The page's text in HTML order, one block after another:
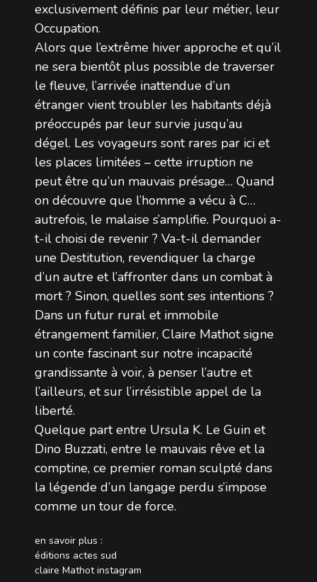
exclusivement définis par leur métier, leur
Occupation.
Alors que l’extrême hiver approche et qu’il
ne sera bientôt plus possible de traverser
le fleuve, l’arrivée inattendue d’un
étranger vient troubler les habitants déjà
préoccupés par leur survie jusqu’au
dégel. Les voyageurs sont rares par ici et
les places limitées – cette irruption ne
peut être qu’un mauvais présage… Quand
on découvre que l’homme a vécu à C…
autrefois, le malaise s’amplifie. Pourquoi a-
t-il choisi de revenir ? Va-t-il demander
une Destitution, revendiquer la charge
d’un autre et l’affronter dans un combat à
mort ? Sinon, quelles sont ses intentions ?
Dans un futur rural et immobile
étrangement familier, Claire Mathot signe
un conte fascinant sur notre incapacité
grandissante à voir, à penser l’autre et
l’ailleurs, et sur l’irrésistible appel de la
liberté.
Quelque part entre Ursula K. Le Guin et
Dino Buzzati, entre le mauvais rêve et la
comptine, ce premier roman sculpté dans
la légende d’un langage perdu s’impose
comme un tour de force.
en savoir plus :
éditions actes sud
claire Mathot instagram